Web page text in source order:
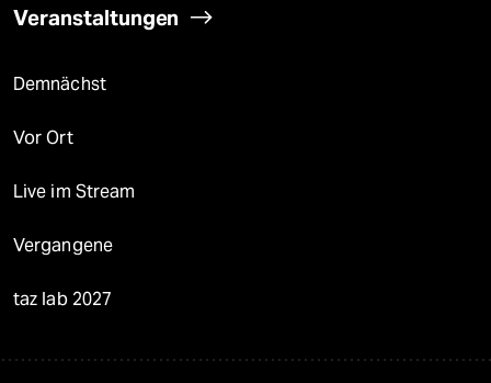
Veranstaltungen
Demnächst
Vor Ort
Live im Stream
Vergangene
taz lab 2027